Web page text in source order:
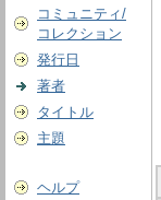
コミュニティ/
コレクション
発行日
著者
タイトル
主題
ヘルプ